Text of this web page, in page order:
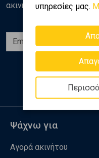
υπηρεσίες μας.
ακινήτων
Ψάχνω για
Αγορά ακινήτου